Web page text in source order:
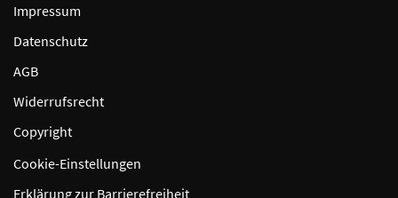
Impressum
Datenschutz
AGB
Widerrufsrecht
Copyright
Cookie-Einstellungen
Erklärung zur Barrierefreiheit